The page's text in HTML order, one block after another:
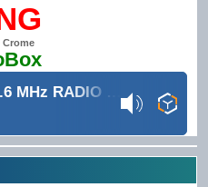
Crome
104.6 MHz RADIO GRINDULU FM